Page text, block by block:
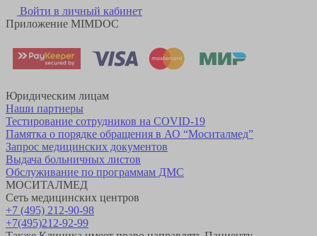
Войти в личный кабинет
Приложение MIMDOC
Юридическим лицам
Наши партнеры
Тестирование сотрудников на COVID-19
Памятка о порядке обращения в АО “Моситалмед”
Запрос медицинских документов
Выдача больничных листов
Обслуживание по программам ДМС
МОСИТАЛМЕД
Сеть медицинских центров
+7 (495) 212-90-98
+7(495)212-92-99